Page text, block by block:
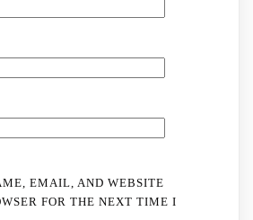
EMAIL, AND WEBSITE
FOR THE NEXT TIME I